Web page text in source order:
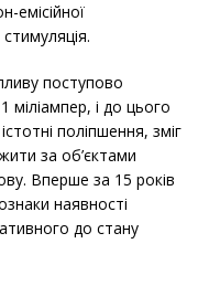
емісійної
поступово
міліампер, і до цього
поліпшення, зміг
за об’єктами
Вперше за 15 років
наявності
до стану